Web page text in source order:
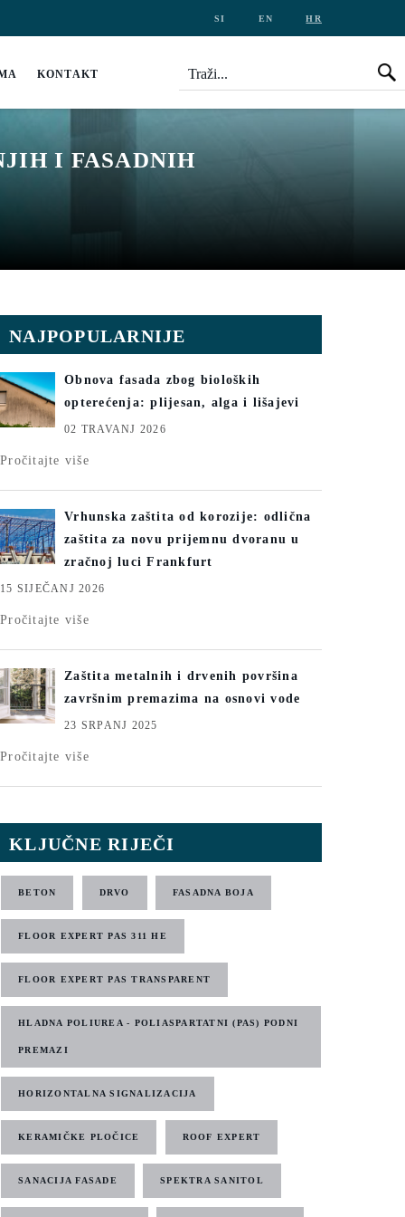
SI EN HR
Traži
KONTAKT
I FASADNIH
NAJPOPULARNIJE
Obnova fasada zbog bioloških
opterećenja: plijesan, alga i lišajevi
02 TRAVANJ 2026
Pročitajte više
Vrhunska zaštita od korozije: odlična
zaštita za novu prijemnu dvoranu u
zračnoj luci Frankfurt
15 SIJEČANJ 2026
Pročitajte više
Zaštita metalnih i drvenih površina
završnim premazima na osnovi vode
23 SRPANJ 2025
Pročitajte više
KLJUČNE RIJEČI
BETON DRVO FASADNA BOJA
FLOOR EXPERT PAS 311 HE
FLOOR EXPERT PAS TRANSPARENT
HLADNA POLIUREA - POLIASPARTATNI (PAS) PODNI
PREMAZI
HORIZONTALNA SIGNALIZACIJA
KERAMIČKE PLOČICE ROOF EXPERT
SANACIJA FASADE SPEKTRA SANITOL